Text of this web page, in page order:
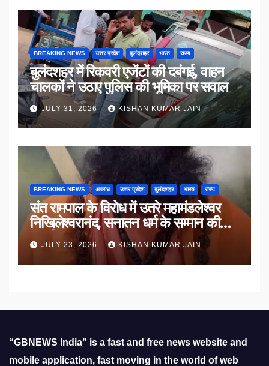
BREAKING NEWS उत्तर प्रदेश बुलंदशहर भारत राज्य
बुलंदशहर में रिकवरी एजेंटों की दबंगई, वाहन
चालकों ने उठाए पुलिस की भूमिका पर सवाल
JULY 31, 2026 KISHAN KUMAR JAIN
BREAKING NEWS अपराध उत्तर प्रदेश बुलंदशहर भारत राज्य
संत रामपाल के विरोध में उतरे महामंडलेश्वर
निखिलेश्वरानंद, सनातन धर्म के सम्मान की
उठाई मांग
JULY 23, 2026 KISHAN KUMAR JAIN
“GBNEWS India” is a fast and free news website and
mobile application, fast moving in the world of web